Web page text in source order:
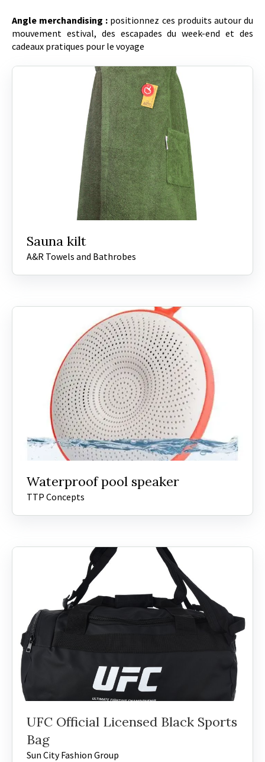
Angle merchandising : positionnez ces produits autour du
mouvement estival, des escapades du week-end et des
cadeaux pratiques pour le voyage
Sauna kilt
A&R Towels and Bathrobes
Waterproof pool speaker
TTP Concepts
UFC Official Licensed Black Sports
Bag
Sun City Fashion Group